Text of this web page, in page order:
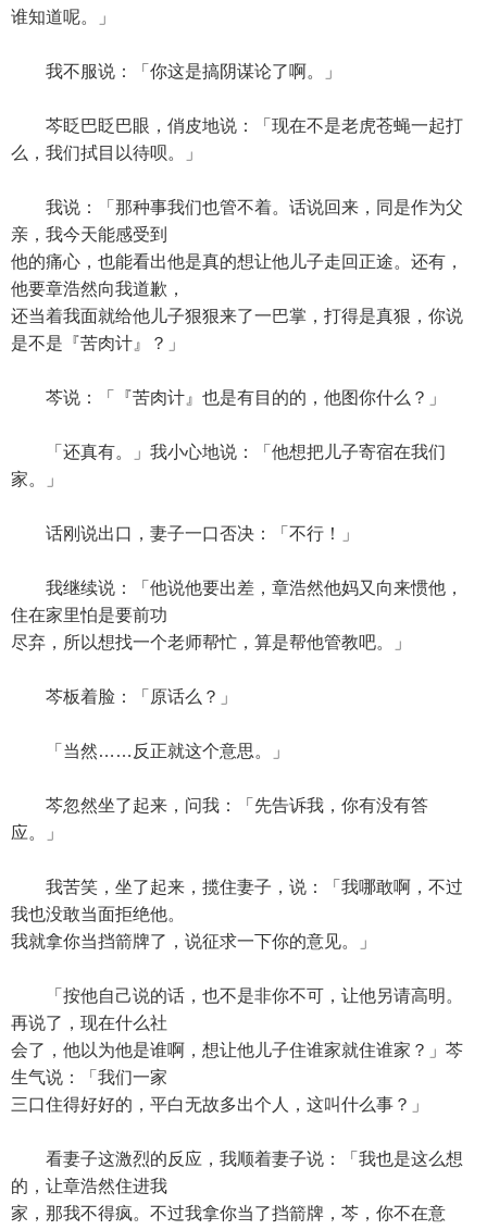
谁知道呢。」
我不服说：「你这是搞阴谋论了啊。」
芩眨巴眨巴眼，俏皮地说：「现在不是老虎苍蝇一起打
么，我们拭目以待呗。」
我说：「那种事我们也管不着。话说回来，同是作为父
亲，我今天能感受到
他的痛心，也能看出他是真的想让他儿子走回正途。还有，
他要章浩然向我道歉，
还当着我面就给他儿子狠狠来了一巴掌，打得是真狠，你说
是不是『苦肉计』？」
芩说：「『苦肉计』也是有目的的，他图你什么？」
「还真有。」我小心地说：「他想把儿子寄宿在我们
家。」
话刚说出口，妻子一口否决：「不行！」
我继续说：「他说他要出差，章浩然他妈又向来惯他，
住在家里怕是要前功
尽弃，所以想找一个老师帮忙，算是帮他管教吧。」
芩板着脸：「原话么？」
「当然……反正就这个意思。」
芩忽然坐了起来，问我：「先告诉我，你有没有答
应。」
我苦笑，坐了起来，揽住妻子，说：「我哪敢啊，不过
我也没敢当面拒绝他。
我就拿你当挡箭牌了，说征求一下你的意见。」
「按他自己说的话，也不是非你不可，让他另请高明。
再说了，现在什么社
会了，他以为他是谁啊，想让他儿子住谁家就住谁家？」芩
生气说：「我们一家
三口住得好好的，平白无故多出个人，这叫什么事？」
看妻子这激烈的反应，我顺着妻子说：「我也是这么想
的，让章浩然住进我
家，那我不得疯。不过我拿你当了挡箭牌，芩，你不在意